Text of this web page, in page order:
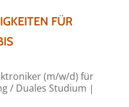
FÜR
(m/w/d) für
/ Duales Studium |